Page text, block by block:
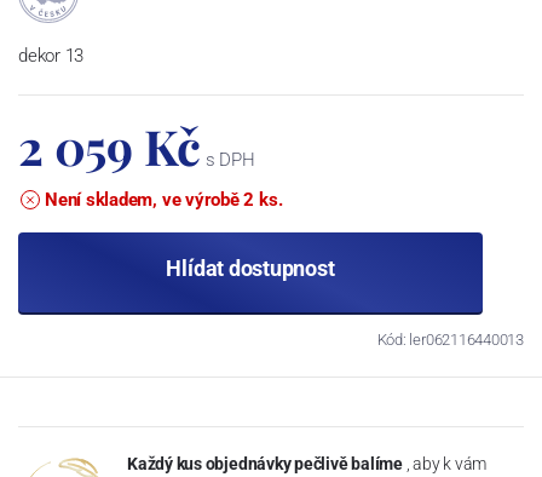
dekor 13
2 059 Kč s DPH
Není skladem, ve výrobě 2 ks.
Hlídat dostupnost
Kód: ler062116440013
Každý kus objednávky pečlivě balíme , aby k vám